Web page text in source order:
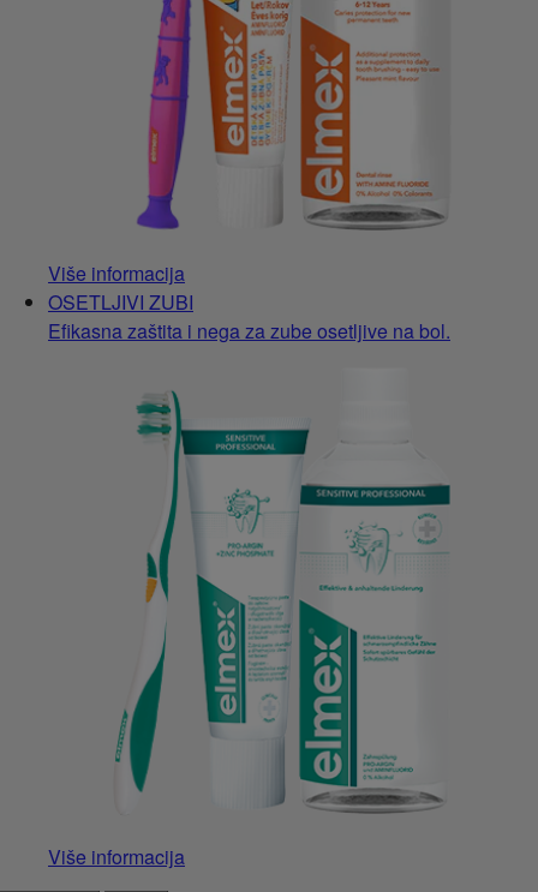
Više informacija
OSETLJIVI ZUBI
Efikasna zaštita i nega za zube osetljive na bol.
Više informacija